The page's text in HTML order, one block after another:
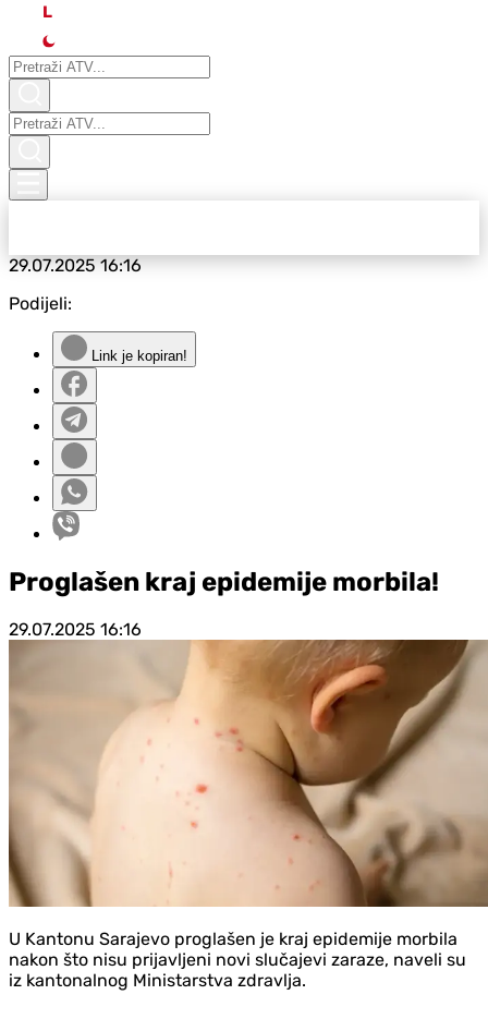
L
29.07.202516:16
Podijeli:
Link je kopiran!
Proglašen kraj epidemije morbila!
29.07.2025 16:16
U Kantonu Sarajevo proglašen je kraj epidemije morbila
nakon što nisu prijavljeni novi slučajevi zaraze, naveli su
iz kantonalnog Ministarstva zdravlja.